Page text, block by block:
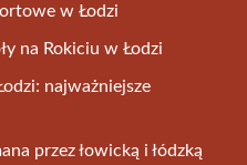
w Łodzi
na Rokiciu w Łodzi
najważniejsze
przez łowicką i łódzką